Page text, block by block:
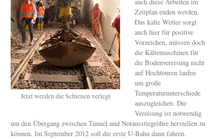
Jetzt werden die Schienen verlegt
auch diese Arbeiten im
Zeitplan enden werden.
Das kalte Wetter sorgt
auch hier für positive
Vorzeichen, müssen doch
die Kältemaschinen für
die Bodenvereisung nicht
auf Hochtouren laufen
um große
Temperaturunterschiede
auszugleichen. Die
Vereisung ist notwendig
um den Übergang zwischen Tunnel und Notausstiegröhre herstellen zu
können. Im September 2012 soll die erste U-Bahn dann fahren.